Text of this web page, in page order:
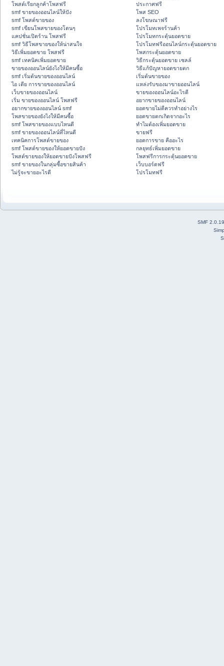
โพสต์เรียกลูกค้าโพสฟรี
smf ขายของออนไลน์ให้ปัง
smf โพสต์ขายของ
smf เขียนโพสขายของโดนๆ
แคปชั่นเปิดร้าน โพสฟรี
smf วิธีโพสขายของให้น่าสนใจ
วิธีเพิ่มยอดขาย โพสฟรี
smf เทคนิคเพิ่มยอดขาย
ขายของออนไลน์ยังไงให้มีคนซื้อ
smf เริ่มต้นขายของออนไลน์
ไอ เดีย การขายของออนไลน์
เว็บขายของออนไลน์
เริ่ม ขายของออนไลน์ โพสฟรี
อยากขายของออนไลน์ smf
โพสขายของยังไงให้มีคนซื้อ
smf โพสขายของแบบไหนดี
smf ขายของออนไลน์ที่ไหนดี
เทคนิคการโพสต์ขายของ
smf โพสต์ขายของให้ยอดขายปัง
โพสต์ขายของให้ยอดขายปังโพสฟรี
smf ขายของในกลุ่มซื้อขายสินค้า
ไม่รู้จะขายอะไรดี
ประกาศฟรี
โพส SEO
ลงโฆษณาฟรี
โปรโมทเพจร้านค้า
โปรโมทกระตุ้นยอดขาย
โปรโมทฟรีออนไลน์กระตุ้นยอดขาย
โพสกระตุ้นยอดขาย
วิธีกระตุ้นยอดขาย เซลล์
วิธีแก้ปัญหายอดขายตก
เริ่มต้นขายของ
แหล่งรับของมาขายออนไลน์
ขายของออนไลน์อะไรดี
อยากขายของออนไลน์
ยอดขายไม่ดีควรทำอย่างไร
ยอดขายตกเกิดจากอะไร
ทำไมต้องเพิ่มยอดขาย
ขายฟรี
ยอดการขาย คืออะไร
กลยุทธ์เพิ่มยอดขาย
โพสฟรีการกระตุ้นยอดขาย
เว็บบอร์ดฟรี
โปรโมทฟรี
SMF 2.0.19